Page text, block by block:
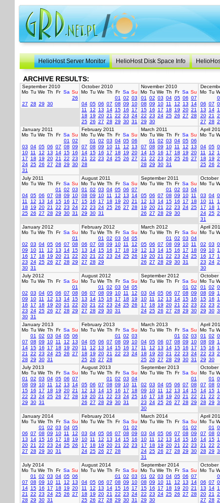
HelioHost Server Monitor HelioHost Disk Space Info
ARCHIVE RESULTS:
September 2010
Mo Tu We Th Fr Sa Su
26
27 28 29 30
October 2010
Mo Tu We Th Fr Sa Su
01
02 03
04 05 06 07 08 09
10
11
12 13 14 15 16
17
18
19 20 21 22 23 24
25 26 27 28 29 30 31
November 2010
Mo Tu We Th Fr Sa Su
01
02 03 04 05 06 07
08 09 10 11 12 13
14
15 16 17 18 19 20 21
22 23 24 25 26 27 28
29 30
Mo Tu
06 07
13
14
20 21
27 28
January 2011
Mo Tu We Th Fr Sa Su
01
02
03 04 05 06 07 08 09
10 11 12 13 14 15 16
17
18 19 20 21 22 23
24 25 26 27 28 29 30
31
February 2011
Mo Tu We Th Fr Sa Su
01
02 03 04 05 06
07 08 09 10 11 12
13
14 15 16 17 18 19 20
21
22 23 24 25 26 27
28
March 2011
Mo Tu We Th Fr Sa Su
01
02 03 04 05 06
07 08 09 10 11 12
13
14 15 16 17 18 19 20
21
22 23 24 25 26 27
28 29 30 31
April
Mo Tu
04 05
11
12
18
19
25 26
July 2011
Mo Tu We Th Fr Sa Su
01
02 03
04 05 06 07 08 09
10
11
12 13 14 15 16
17
18
19 20 21 22 23 24
25 26 27 28 29 30 31
August 2011
Mo Tu We Th Fr Sa Su
01
02 03 04 05 06 07
08 09 10 11 12 13
14
15 16 17 18 19 20 21
22 23 24 25 26 27 28
29 30 31
September 2011
Mo Tu We Th Fr Sa Su
01
02 03 04
05 06 07 08 09 10 11
12
13 14 15 16 17
18
19 20 21 22 23 24 25
26 27 28 29 30
October
Mo Tu
03 04
10 11
17
18
24 25
31
January 2012
Mo Tu We Th Fr Sa Su
01
02 03 04 05 06 07 08
09
10 11 12 13 14 15
16
17 18 19 20 21
22
23 24 25 26 27 28 29
30 31
February 2012
Mo Tu We Th Fr Sa Su
01
02 03 04 05
06 07 08 09 10 11
12
13
14 15 16 17 18
19
20 21 22 23 24 25 26
27 28 29
March 2012
Mo Tu We Th Fr Sa Su
01
02 03 04
05 06 07 08 09 10 11
12
13 14 15 16 17
18
19 20 21 22 23 24 25
26 27 28 29 30 31
April
Mo Tu
02 03
09
10
16
17
23 24
30
July 2012
Mo Tu We Th Fr Sa Su
01
02 03 04 05 06 07 08
09
10 11 12 13 14 15
16
17 18 19 20 21
22
23 24 25 26 27 28 29
30 31
August 2012
Mo Tu We Th Fr Sa Su
01
02 03 04 05
06 07 08 09 10 11
12
13
14 15 16 17 18
19
20 21 22 23 24 25 26
27 28 29 30 31
September 2012
Mo Tu We Th Fr Sa Su
01
02
03 04 05 06 07 08 09
10 11 12 13 14 15 16
17
18 19 20 21 22 23
24 25 26 27 28 29 30
October
Mo Tu
01
02
08 09
15 16
22 23
29 30
January 2013
Mo Tu We Th Fr Sa Su
01
02 03 04 05 06
07 08 09 10 11 12
13
14 15 16 17 18 19 20
21
22 23 24 25 26 27
28 29 30 31
February 2013
Mo Tu We Th Fr Sa Su
01
02 03
04 05 06 07 08 09
10
11
12 13 14 15 16
17
18
19 20 21 22 23 24
25 26 27 28
March 2013
Mo Tu We Th Fr Sa Su
01
02 03
04 05 06 07 08 09
10
11
12 13 14 15 16
17
18
19 20 21 22 23 24
25 26 27 28 29 30 31
April
Mo Tu
01
02
08 09
15 16
22 23
29 30
July 2013
Mo Tu We Th Fr Sa Su
01
02 03 04 05 06 07
08 09 10 11 12 13
14
15 16 17 18 19 20 21
22 23 24 25 26 27 28
29 30 31
August 2013
Mo Tu We Th Fr Sa Su
01
02 03 04
05 06 07 08 09 10 11
12
13 14 15 16 17
18
19 20 21 22 23 24 25
26 27 28 29 30 31
September 2013
Mo Tu We Th Fr Sa Su
01
02 03 04 05 06 07 08
09
10 11 12 13 14 15
16
17 18 19 20 21
22
23 24 25 26 27 28 29
30
October
Mo Tu
01
07 08
14 15
21
22
28 29
January 2014
Mo Tu We Th Fr Sa Su
01
02 03 04 05
06 07 08 09 10 11
12
13
14 15 16 17 18
19
20 21 22 23 24 25 26
27 28 29 30 31
February 2014
Mo Tu We Th Fr Sa Su
01
02
03 04 05 06 07 08 09
10 11 12 13 14 15 16
17
18 19 20 21 22 23
24 25 26 27 28
March 2014
Mo Tu We Th Fr Sa Su
01
02
03 04 05 06 07 08 09
10 11 12 13 14 15 16
17
18 19 20 21 22 23
24 25 26 27 28 29 30
31
April
Mo Tu
01
07 08
14 15
21
22
28 29
July 2014
Mo Tu We Th Fr Sa Su
01
02 03 04 05 06
07 08 09 10 11 12
13
14 15 16 17 18 19 20
21
22 23 24 25 26 27
28 29 30 31
August 2014
Mo Tu We Th Fr Sa Su
01
02 03
04 05 06 07 08 09
10
11
12 13 14 15 16
17
18
19 20 21 22 23 24
25 26 27 28 29 30 31
September 2014
Mo Tu We Th Fr Sa Su
01
02 03 04 05 06 07
08 09 10 11 12 13
14
15 16 17 18 19 20 21
22 23 24 25 26 27 28
29 30
October
Mo Tu
06 07
13
14
20 21
27 28